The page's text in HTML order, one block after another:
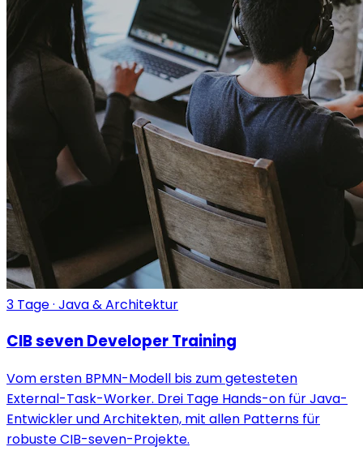
3 Tage · Java & Architektur
CIB seven Developer Training
Vom ersten BPMN-Modell bis zum getesteten
External-Task-Worker. Drei Tage Hands-on für Java-
Entwickler und Architekten, mit allen Patterns für
robuste CIB-seven-Projekte.